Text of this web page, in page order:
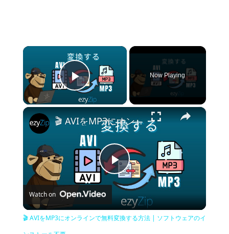
×
Play Video
Now Playing
×
Play
Video
🎬 AVIをMP3にオンラインで無料変換する方法 | ソフトウェアのインストール不要
Watch on
🎬 AVIをMP3にオンラインで無料変換する方法 | ソフトウェアのイ